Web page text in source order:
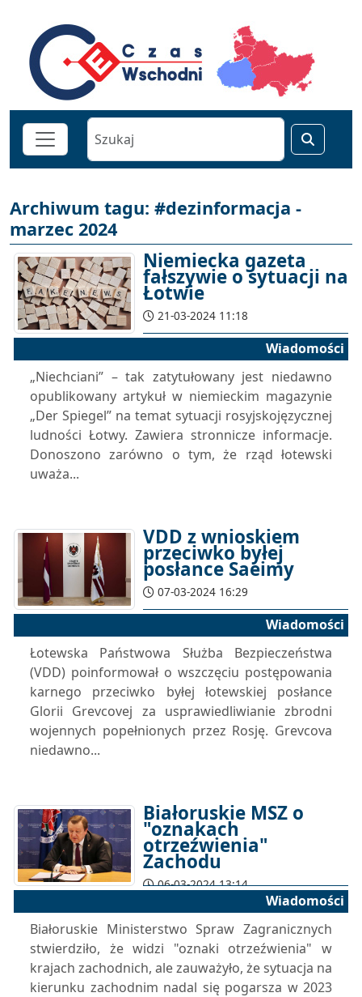
Archiwum tagu: #dezinformacja -
marzec 2024
Niemiecka gazeta
fałszywie o sytuacji na
Łotwie
21-03-2024 11:18
Wiadomości
„Niechciani” – tak zatytułowany jest niedawno
opublikowany artykuł w niemieckim magazynie
„Der Spiegel” na temat sytuacji rosyjskojęzycznej
ludności Łotwy. Zawiera stronnicze informacje.
Donoszono zarówno o tym, że rząd łotewski
uważa...
VDD z wnioskiem
przeciwko byłej
posłance Saeimy
07-03-2024 16:29
Wiadomości
Łotewska Państwowa Służba Bezpieczeństwa
(VDD) poinformował o wszczęciu postępowania
karnego przeciwko byłej łotewskiej posłance
Glorii Grevcovej za usprawiedliwianie zbrodni
wojennych popełnionych przez Rosję. Grevcova
niedawno...
Białoruskie MSZ o
"oznakach
otrzeźwienia"
Zachodu
06-03-2024 13:14
Wiadomości
Białoruskie Ministerstwo Spraw Zagranicznych
stwierdziło, że widzi "oznaki otrzeźwienia" w
krajach zachodnich, ale zauważyło, że sytuacja na
kierunku zachodnim nadal się pogarsza w 2023